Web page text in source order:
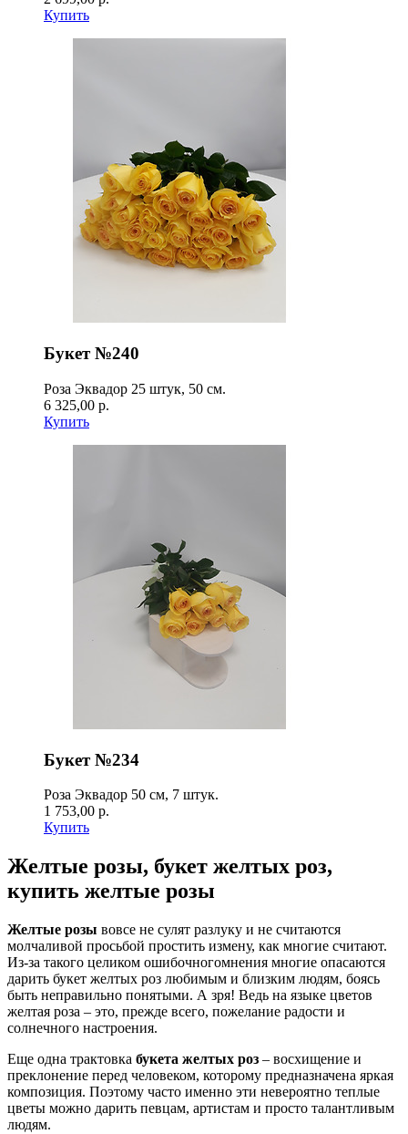
Купить
Букет №240
Роза Эквадор 25 штук, 50 см.
6 325,00 р.
Купить
Букет №234
Роза Эквадор 50 см, 7 штук.
1 753,00 р.
Купить
Желтые розы, букет желтых роз,
купить желтые розы
Желтые розы вовсе не сулят разлуку и не считаются
молчаливой просьбой простить измену, как многие считают.
Из-за такого целиком ошибочногомнения многие опасаются
дарить букет желтых роз любимым и близким людям, боясь
быть неправильно понятыми. А зря! Ведь на языке цветов
желтая роза – это, прежде всего, пожелание радости и
солнечного настроения.
Еще одна трактовка букета желтых роз – восхищение и
преклонение перед человеком, которому предназначена яркая
композиция. Поэтому часто именно эти невероятно теплые
цветы можно дарить певцам, артистам и просто талантливым
людям.